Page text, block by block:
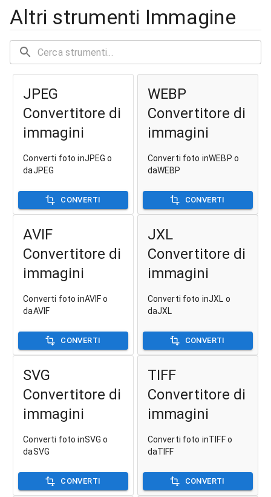
Altri strumenti Immagine
JPEG
Convertitore di
immagini
Converti foto inJPEG o
daJPEG
CONVERTI
WEBP
Convertitore di
immagini
Converti foto inWEBP o
daWEBP
CONVERTI
AVIF
Convertitore di
immagini
Converti foto inAVIF o
daAVIF
CONVERTI
JXL
Convertitore di
immagini
Converti foto inJXL o
daJXL
CONVERTI
SVG
Convertitore di
immagini
Converti foto inSVG o
daSVG
CONVERTI
TIFF
Convertitore di
immagini
Converti foto inTIFF o
daTIFF
CONVERTI